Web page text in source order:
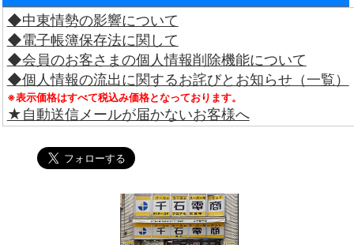
◆中東情勢の影響について
◆電子帳簿保存法に関して
◆会員のお客さまの個人情報削除機能について
◆個人情報の流出に関するお詫びとお知らせ（一覧）
※表示価格はすべて税込み価格となっております。
★自動送信メールが届かないお客様へ